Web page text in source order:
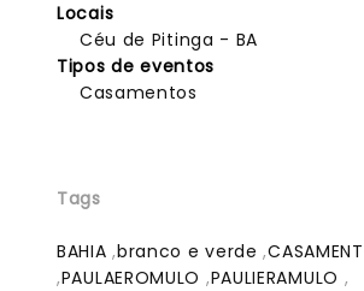
Locais
Céu de Pitinga - BA
Tipos de eventos
Casamentos
Tags
BAHIA ,branco e verde ,
,PAULAEROMULO ,PAULIERAMULO ,